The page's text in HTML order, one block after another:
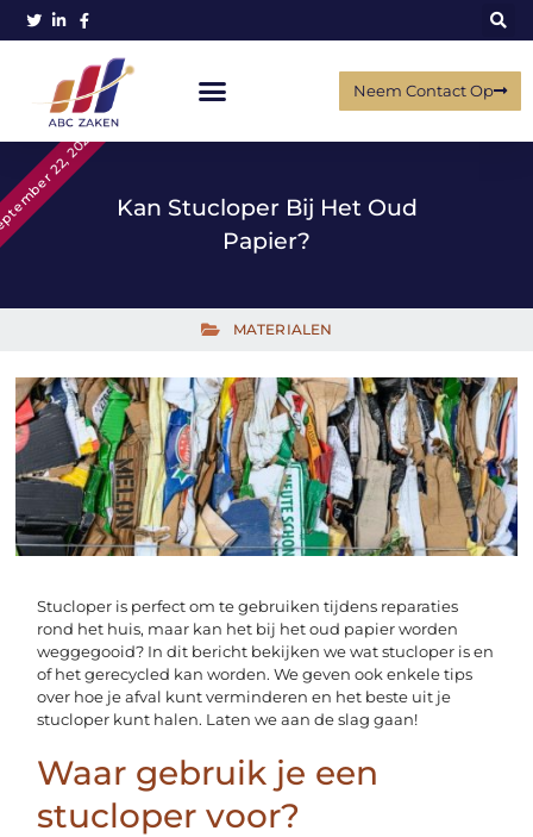
Neem Contact Op
Kan Stucloper Bij Het Oud
Papier?
22, 2022
MATERIALEN
Stucloper is perfect om te gebruiken tijdens reparaties
rond het huis, maar kan het bij het oud papier worden
weggegooid? In dit bericht bekijken we wat stucloper is en
of het gerecycled kan worden. We geven ook enkele tips
over hoe je afval kunt verminderen en het beste uit je
stucloper kunt halen. Laten we aan de slag gaan!
Waar gebruik je een
stucloper voor?